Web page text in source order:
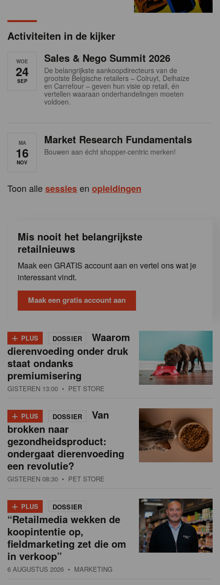
nActiviteiten in de kijker
WOE
24
SEP
Sales & Nego Summit 2026
De belangrijkste aankoopdirecteurs van de
grootste Belgische retailers – Colruyt, Delhaize
en Carrefour – geven hun visie op retail, én
vertellen waaraan onderhandelingen moeten
voldoen.
MA
16
NOV
Market Research Fundamentals
Bouwen aan écht shopper-centric merken!
Toon allesessiesen opleidingen
Mis nooit het belangrijkste
retailnieuws
Maak een GRATIS account aan en vertel ons wat je
interessant vindt.
Maak een gratis account aan
+ PLUS DOSSIER
Waarom
dierenvoeding onder druk
staat ondanks
premiumisering
GISTEREN 13:00 • PET STORE
+ PLUS DOSSIER
Van
brokken naar
gezondheidsproduct:
ondergaat dierenvoeding
een revolutie?
GISTEREN 08:30 • PET STORE
+ PLUS DOSSIER
“Retailmedia wekken de
koopintentie op,
fieldmarketing zet die om
in verkoop”
6 AUGUSTUS 2026 • MARKETING